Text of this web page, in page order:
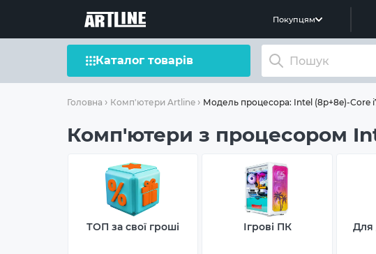
Покупцям
Каталог товарів
Головна Комп'ютери Artline Модель процесора: Intel (8p+8e)-Core
Комп'ютери з процесором
ТОП за свої гроші Ігрові ПК Для